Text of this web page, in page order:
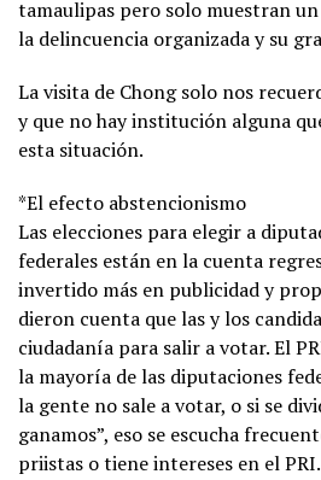
tamaulipas pero solo muestran
la delincuencia organizada y su
La visita de Chong solo nos
y que no hay institución alguna
esta situación.
*El efecto abstencionismo
Las elecciones para elegir a
federales están en la cuenta
invertido más en publicidad y
dieron cuenta que las y los
ciudadanía para salir a votar. El
la mayoría de las diputaciones
la gente no sale a votar, o si se
ganamos”, eso se escucha
priistas o tiene intereses en el PRI.